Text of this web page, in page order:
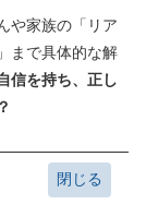
や家族の「リア
まで具体的な解
信を持ち、正し